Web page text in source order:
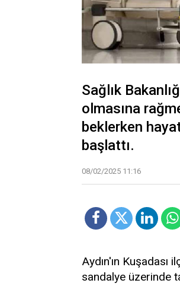
Sağlık
olmasına
beklerken
başlattı.
08/02/2025 11:16
Aydın'ın
sandalye üzerinde